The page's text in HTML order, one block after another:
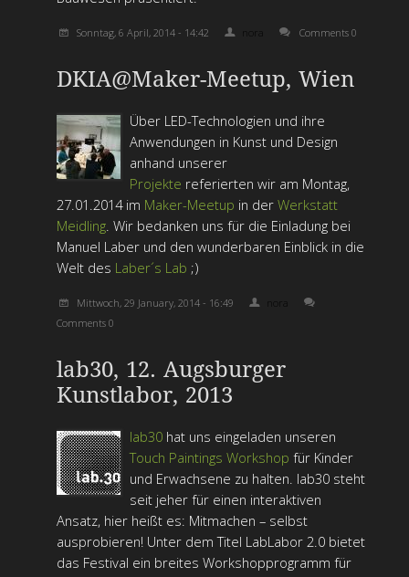
Sonntag, 6 April, 2014 - 14:42 Comments 0
DKIA@Maker-Meetup, Wien
Über LED-Technologien und ihre
Anwendungen in Kunst und Design
anhand unserer
Projekte referierten wir am Montag,
27.01.2014 im Maker-Meetup in derWerkstatt
Meidling .Wir bedanken uns für die Einladung bei
Manuel Laber und den wunderbaren Einblick in die
Welt des Laber´s Lab ;)
Mittwoch, 29 January, 2014 - 16:49
Comments 0
lab30, 12. Augsburger
Kunstlabor, 2013
lab30 hat uns eingeladen unseren
Touch Paintings Workshop für Kinder
und Erwachsene zu halten. lab30 steht
seit jeher für einen interaktiven
Ansatz, hier heißt es: Mitmachen – selbst
ausprobieren! Unter dem Titel LabLabor 2.0 bietet
das Festival ein breites Workshopprogramm für